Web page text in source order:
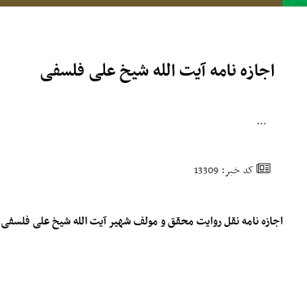
اجازه نامه آیت الله شیخ علی فلسفی
...
کد خبر: 13309
اجازه نامه نقل روایت محقق و مولف شهیر آیت الله شیخ علی فلسفی